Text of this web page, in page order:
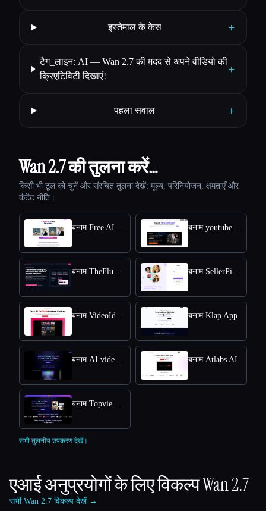
इस्तेमाल के केस +
टैग_लाइन: AI — Wan 2.7 की मदद से अपने वीडियो की
क्रिएटिविटी दिखाएं!
+
पहला सवाल +
Wan 2.7 की तुलना करें…
किसी भी टूल को चुनें और संरचित तुलना देखें: मूल्य, परिनियोजन, क्षमताएँ और
कंटेंट नीति।
बनाम Free AI kissing video generator बनाम youtube video downloader
बनाम TheFluxTrain बनाम SellerPic AI
बनाम VideoIdeas AI बनाम Klap App
बनाम AI video editor बनाम Atlabs AI
बनाम Topview AI URL to Video
सभी तुलनीय उपकरण देखें।
एआई अनुप्रयोगों के लिए विकल्पWan 2.7
सभी Wan 2.7 विकल्प देखें →